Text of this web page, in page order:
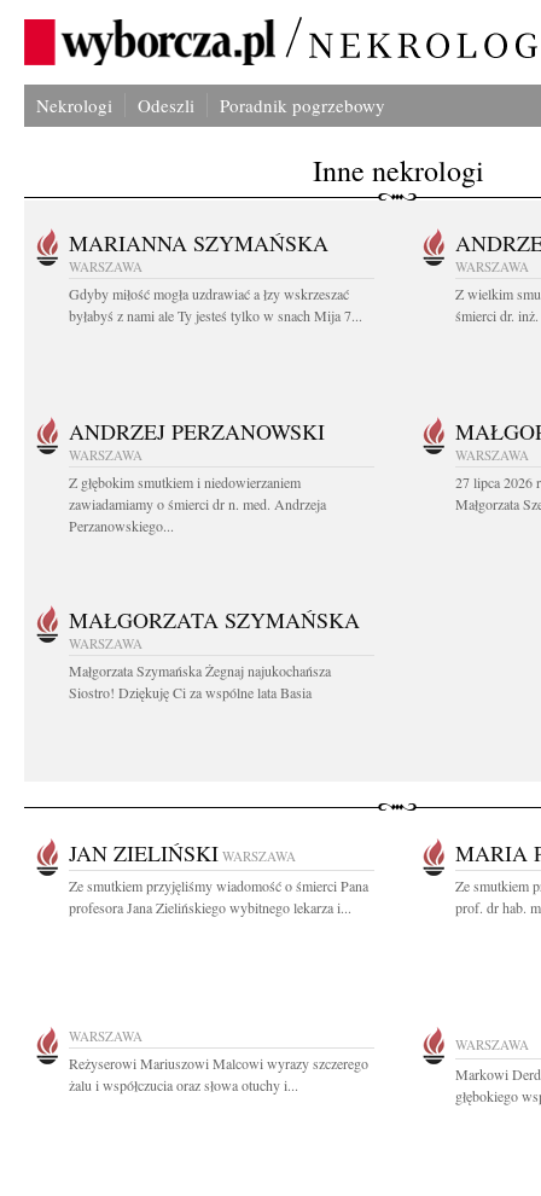
Nekrologi Odeszli Poradnik pogrzebowy
Inne nekrologi
MARIANNA SZYMAŃSKA
WARSZAWA
Gdyby miłość mogła uzdrawiać a łzy wskrzeszać
byłabyś z nami ale Ty jesteś tylko w snach Mija 7...
WARSZAWA
Z wielkim
śmierci dr.
ANDRZEJ PERZANOWSKI
WARSZAWA
Z głębokim smutkiem i niedowierzaniem
zawiadamiamy o śmierci dr n. med. Andrzeja
Perzanowskiego...
WARSZAWA
27 lipca 2026
Małgorzata
MAŁGORZATA SZYMAŃSKA
WARSZAWA
Małgorzata Szymańska Żegnaj najukochańsza
Siostro! Dziękuję Ci za wspólne lata Basia
JAN ZIELIŃSKI WARSZAWA
Ze smutkiem przyjęliśmy wiadomość o śmierci Pana
profesora Jana Zielińskiego wybitnego lekarza i...
MARIA
Ze smutkiem
prof. dr hab.
WARSZAWA
Reżyserowi Mariuszowi Malcowi wyrazy szczerego
żalu i współczucia oraz słowa otuchy i...
WARSZAWA
Markowi
głębokiego